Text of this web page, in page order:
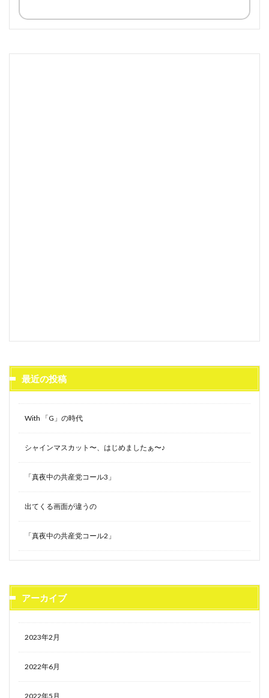
最近の投稿
With 「G」の時代
シャインマスカット〜、はじめましたぁ〜♪
「真夜中の共産党コール3」
出てくる画面が違うの
「真夜中の共産党コール2」
アーカイブ
2023年2月
2022年6月
2022年5月